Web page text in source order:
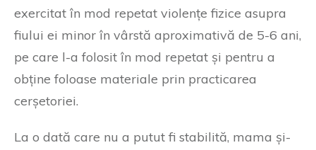
exercitat în mod repetat violențe fizice asupra
fiului ei minor în vârstă aproximativă de 5-6 ani,
pe care l-a folosit în mod repetat și pentru a
obține foloase materiale prin practicarea
cerșetoriei.
La o dată care nu a putut fi stabilită, mama și-